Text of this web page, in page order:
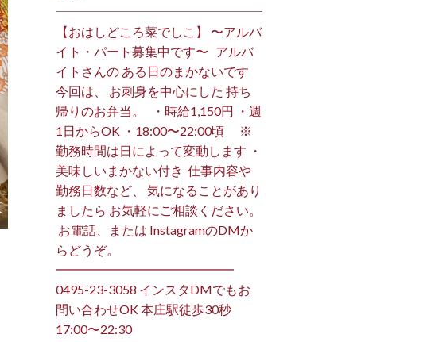
【おはしどころ菜でしこ】 〜アルバ
イト・パート募集中です〜 ⁡ ⁡ アルバ
イトさんの ある日のまかないです ⁡
今回は、 お刺身を中心にした 持ち
帰りのお弁当。 ⁡ ⁡ ・時給1,150円 ・週
1日からOK ・18:00〜22:00頃 ※
勤務時間は日によって変動します ・
美味しいまかない付き ⁡ 仕事内容や
勤務日数など、 気になることがあり
ましたら お気軽にご相談ください。
⁡ お電話、または InstagramのDMか
らどうぞ。 ⁡
━━━━━━━━━━━━━━ ⁡
️0495-23-3058 インスタDMでもお
問い合わせOK 本庄駅徒歩30秒
17:00〜22:30 ⁡